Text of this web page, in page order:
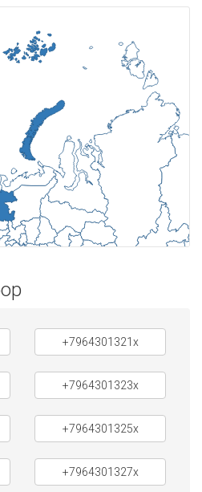
+7964301321x
+7964301323x
+7964301325x
+7964301327x